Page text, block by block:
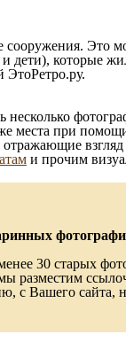
сооружения. Это
которые
ЭтоРетро.ру.
несколько
при
и прочим
30 старых
разместим
Вашего сайта,